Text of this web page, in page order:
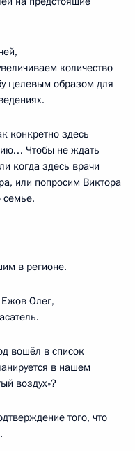
количество
целевым образом для
конкретно здесь
Чтобы не ждать
когда здесь врачи
или попросим Виктора
семье.
в регионе.
Олег,
вошёл в список
в нашем
воздух»?
того, что